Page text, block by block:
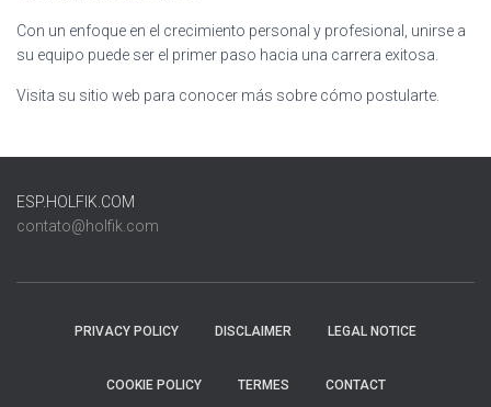
Con un enfoque en el crecimiento personal y profesional, unirse a
su equipo puede ser el primer paso hacia una carrera exitosa.
Visita su sitio web para conocer más sobre cómo postularte.
ESP.HOLFIK.COM
contato@holfik.com
PRIVACY POLICY DISCLAIMER LEGAL NOTICE
COOKIE POLICY TERMES CONTACT